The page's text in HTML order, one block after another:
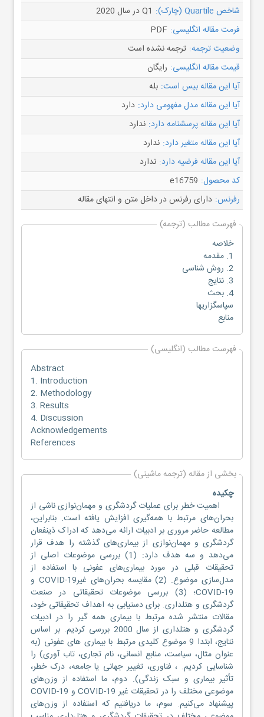
شاخص Quartile (چارک):
Q1 در سال 2020
فرمت مقاله انگلیسی: PDF
وضعیت ترجمه: ترجمه نشده است
قیمت مقاله انگلیسی: رایگان
آیا این مقاله بیس است: بله
آیا این مقاله مدل مفهومی دارد: دارد
آیا این مقاله پرسشنامه دارد: ندارد
آیا این مقاله متغیر دارد: ندارد
آیا این مقاله فرضیه دارد: ندارد
کد محصول: e16759
رفرنس: دارای رفرنس در داخل متن و انتهای مقاله
فهرست مطالب (ترجمه)
خلاصه
1. مقدمه
2. روش شناسی
3. نتایج
4. بحث
سپاسگزاریها
منابع
فهرست مطالب (انگلیسی)
Abstract
1. Introduction
2. Methodology
3. Results
4. Discussion
Acknowledgements
References
بخشی از مقاله (ترجمه ماشینی)
چکیده
اهمیت خطر برای عملیات گردشگری و مهمان‌نوازی ناشی از
بحران‌های مرتبط با همه‌گیری افزایش یافته است. بنابراین،
مطالعه حاضر مروری بر ادبیات ارائه می‌دهد که ادراک ذینفعان
گردشگری و مهمان‌نوازی از بیماری‌های گذشته را هدف قرار
می‌دهد و سه هدف دارد: (1) بررسی موضوعات اصلی از
تحقیقات قبلی در مورد بیماری‌های عفونی با استفاده از
مدل‌سازی موضوع. (2) مقایسه بحران‌های غیرCOVID-19 و
COVID-19؛ (3) بررسی موضوعات تحقیقاتی در صنعت
گردشگری و هتلداری. برای دستیابی به اهداف تحقیقاتی خود،
مقالات منتشر شده مرتبط با بیماری همه گیر را در ادبیات
گردشگری و هتلداری از سال 2000 بررسی کردیم. بر اساس
نتایج، ابتدا 9 موضوع کلیدی مرتبط با بیماری های عفونی (به
عنوان مثال، سیاست، منابع انسانی، نام تجاری، تاب آوری) را
شناسایی کردیم. ، فناوری، تغییر جهانی یا جامعه، درک خطر،
تأثیر بیماری و سبک زندگی). دوم، ما استفاده از وزن‌های
موضوعی مختلف را در تحقیقات غیر COVID-19 و COVID-19
پیشنهاد می‌کنیم. سوم، ما دریافتیم که استفاده از وزن‌های